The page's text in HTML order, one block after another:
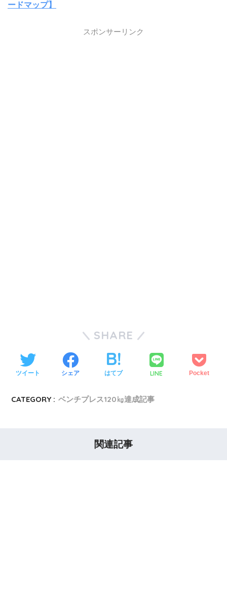
ードマップ】
スポンサーリンク
SHARE
ツイート シェア はてブ LINE Pocket
CATEGORY : ベンチプレス120㎏達成記事
関連記事